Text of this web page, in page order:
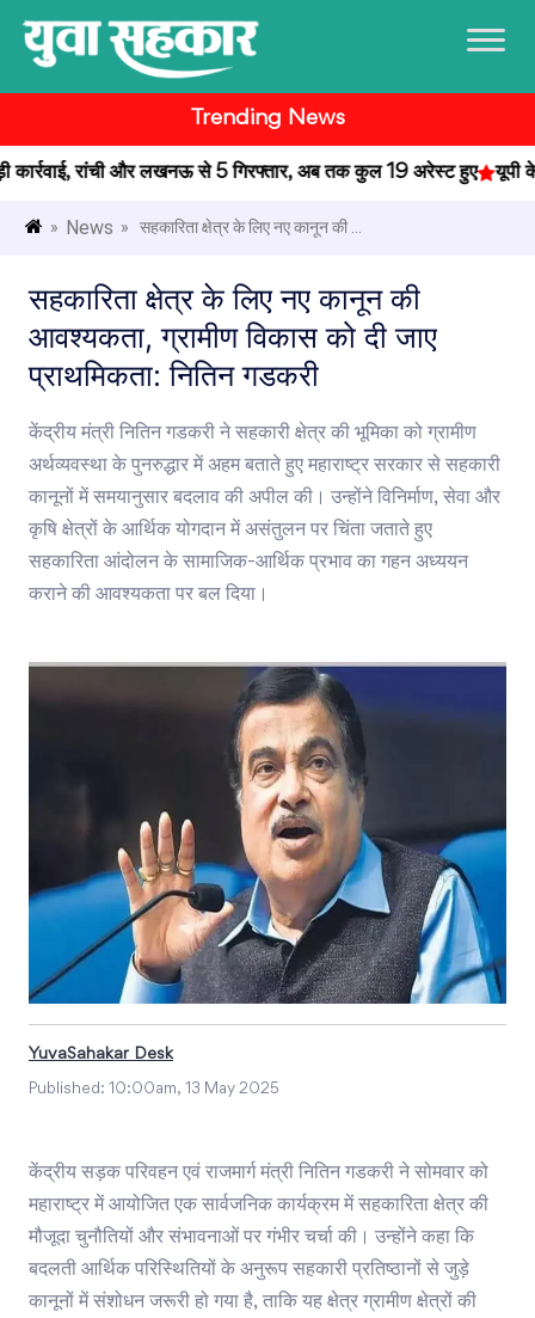
Trending News
रांची और लखनऊ से 5 गिरफ्तार, अब तक कुल 19 अरेस्ट हुए यूपी के
» News » सहकारिता क्षेत्र के लिए नए कानून की ...
सहकारिता क्षेत्र के लिए नए कानून की
आवश्यकता, ग्रामीण विकास को दी जाए
प्राथमिकता: नितिन गडकरी
केंद्रीय मंत्री नितिन गडकरी ने सहकारी क्षेत्र की भूमिका को ग्रामीण
अर्थव्यवस्था के पुनरुद्धार में अहम बताते हुए महाराष्ट्र सरकार से सहकारी
कानूनों में समयानुसार बदलाव की अपील की। उन्होंने विनिर्माण, सेवा और
कृषि क्षेत्रों के आर्थिक योगदान में असंतुलन पर चिंता जताते हुए
सहकारिता आंदोलन के सामाजिक-आर्थिक प्रभाव का गहन अध्ययन
कराने की आवश्यकता पर बल दिया।
YuvaSahakar Desk
Published: 10:00am, 13 May 2025
केंद्रीय सड़क परिवहन एवं राजमार्ग मंत्री नितिन गडकरी ने सोमवार को
महाराष्ट्र में आयोजित एक सार्वजनिक कार्यक्रम में सहकारिता क्षेत्र की
मौजूदा चुनौतियों और संभावनाओं पर गंभीर चर्चा की। उन्होंने कहा कि
बदलती आर्थिक परिस्थितियों के अनुरूप सहकारी प्रतिष्ठानों से जुड़े
कानूनों में संशोधन जरूरी हो गया है, ताकि यह क्षेत्र ग्रामीण क्षेत्रों की